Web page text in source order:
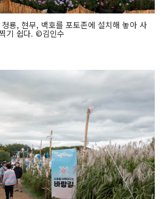
룡, 현무, 백호를 포토존에 설치해 놓아 사
기 쉽다. ©김인수